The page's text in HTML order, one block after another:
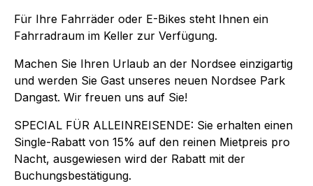
Für Ihre Fahrräder oder E-Bikes steht Ihnen ein
Fahrradraum im Keller zur Verfügung.
Machen Sie Ihren Urlaub an der Nordsee einzigartig
und werden Sie Gast unseres neuen Nordsee Park
Dangast. Wir freuen uns auf Sie!
SPECIAL FÜR ALLEINREISENDE: Sie erhalten einen
Single-Rabatt von 15% auf den reinen Mietpreis pro
Nacht, ausgewiesen wird der Rabatt mit der
Buchungsbestätigung.